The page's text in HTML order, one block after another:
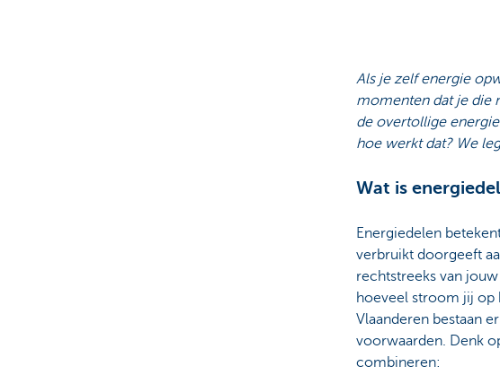
Als je zelf energie
momenten dat je die
de overtollige
hoe werkt dat? We
Wat is
Energiedelen
verbruikt doorgeeft
rechtstreeks van
hoeveel stroom jij op
Vlaanderen bestaan
voorwaarden. Denk
combineren: